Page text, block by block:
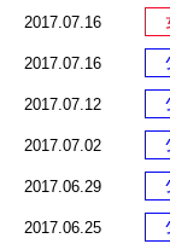
2017.07.16
2017.07.16
2017.07.12
2017.07.02
2017.06.29
2017.06.25